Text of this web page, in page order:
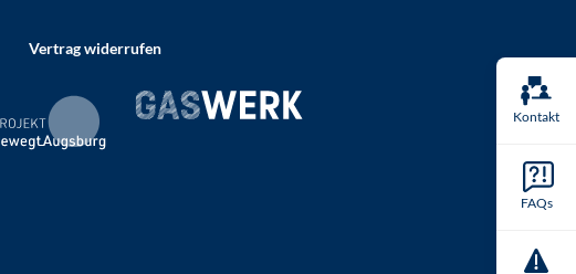
Kontakt
FAQs
Vertrag widerrufen